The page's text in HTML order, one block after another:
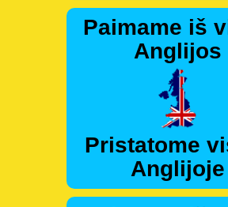
Paimame iš
Anglijos
Pristatome
Anglijoje